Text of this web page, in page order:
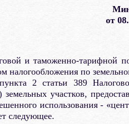
от
и таможенно-тарифной
налогообложения по
2 статьи 389
земельных участков,
использования -
следующее.